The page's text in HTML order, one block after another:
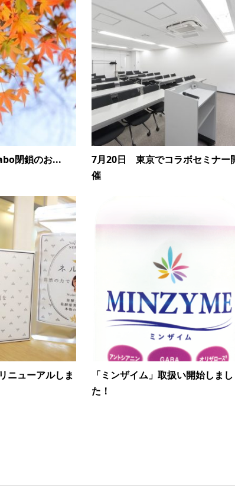
閉鎖のお...
7月20日 東京でコラボセミナー
催
ニューアルしま
「ミンザイム」取扱い開始しまし
た！